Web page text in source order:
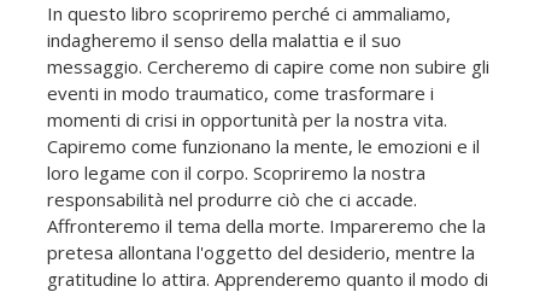
In questo libro scopriremo perché ci ammaliamo,
indagheremo il senso della malattia e il suo
messaggio. Cercheremo di capire come non subire gli
eventi in modo traumatico, come trasformare i
momenti di crisi in opportunità per la nostra vita.
Capiremo come funzionano la mente, le emozioni e il
loro legame con il corpo. Scopriremo la nostra
responsabilità nel produrre ciò che ci accade.
Affronteremo il tema della morte. Impareremo che la
pretesa allontana l'oggetto del desiderio, mentre la
gratitudine lo attira. Apprenderemo quanto il modo di